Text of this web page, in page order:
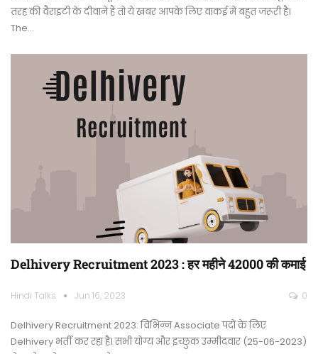
तरह की वैराइटी के दीवाने हैं तो ये खबर आपके लिए वाकई में बहुत जरूरी है।
The…
Delhivery Recruitment 2023 : हर महीने 42000 की कमाई
Hindi Talks Jun 16, 2023 0
Delhivery Recruitment 2023: विभिन्न Associate पदों के लिए
Delhivery भर्ती कर रहा है। सभी योग्य और इच्छुक उम्मीदवार (25-06-2023)